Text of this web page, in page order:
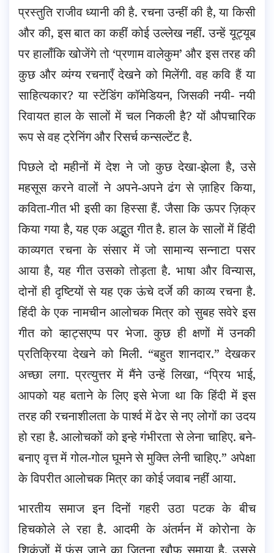
प्रस्तुति राजीव ध्यानी की है. रचना उन्हीं की है, या किसी
और की, इस बात का कहीं कोई उल्लेख नहीं. उन्हें यूट्यूब
पर हालाँकि खोजेंगे तो ‘प्रणाम वालेकुम’ और इस तरह की
कुछ और व्यंग्य रचनाएँ देखने को मिलेंगी. वह कवि हैं या
साहित्यकार? या स्टेंडिंग कॉमेडियन, जिसकी नयी- नयी
रिवायत हाल के सालों में चल निकली है? यों औपचारिक
रूप से वह ट्रेनिंग और रिसर्च कन्सल्टेंट है.
पिछले दो महीनों में देश ने जो कुछ देखा-झेला है, उसे
महसूस करने वालों ने अपने-अपने ढंग से ज़ाहिर किया,
कविता-गीत भी इसी का हिस्सा हैं. जैसा कि ऊपर ज़िक्र
किया गया है, यह एक अद्भुत गीत है. हाल के सालों में हिंदी
काव्यगत रचना के संसार में जो सामान्य सन्नाटा पसर
आया है, यह गीत उसको तोड़ता है. भाषा और विन्यास,
दोनों ही दृष्टियों से यह एक ऊंचे दर्जे की काव्य रचना है.
हिंदी के एक नामचीन आलोचक मित्र को सुबह सवेरे इस
गीत को व्हाट्सएप्प पर भेजा. कुछ ही क्षणों में उनकी
प्रतिक्रिया देखने को मिली. “बहुत शानदार.” देखकर
अच्छा लगा. प्रत्युत्तर में मैंने उन्हें लिखा, “प्रिय भाई,
आपको यह बताने के लिए इसे भेजा था कि हिंदी में इस
तरह की रचनाशीलता के पार्श्व में ढेर से नए लोगों का उदय
हो रहा है. आलोचकों को इन्हे गंभीरता से लेना चाहिए. बने-
बनाए वृत्त में गोल-गोल घूमने से मुक्ति लेनी चाहिए.” अपेक्षा
के विपरीत आलोचक मित्र का कोई जवाब नहीं आया.
भारतीय समाज इन दिनों गहरी उठा पटक के बीच
हिचकोले ले रहा है. आदमी के अंतर्मन में कोरोना के
शिकंजों में फंस जाने का जितना ख़ौफ़ समाया है, उससे